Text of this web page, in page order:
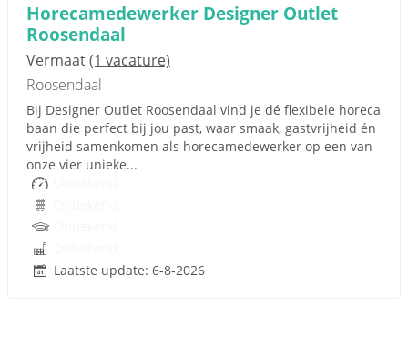
Horecamedewerker Designer Outlet
Roosendaal
Vermaat(1 vacature)
Roosendaal
Bij Designer Outlet Roosendaal vind je dé flexibele horeca
baan die perfect bij jou past, waar smaak, gastvrijheid én
vrijheid samenkomen als horecamedewerker op een van
onze vier unieke...
Laatste update: 6-8-2026